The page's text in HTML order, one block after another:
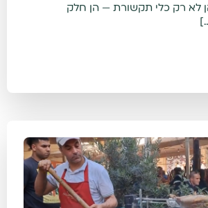
לא רק כלי תקשורת — הן חלק